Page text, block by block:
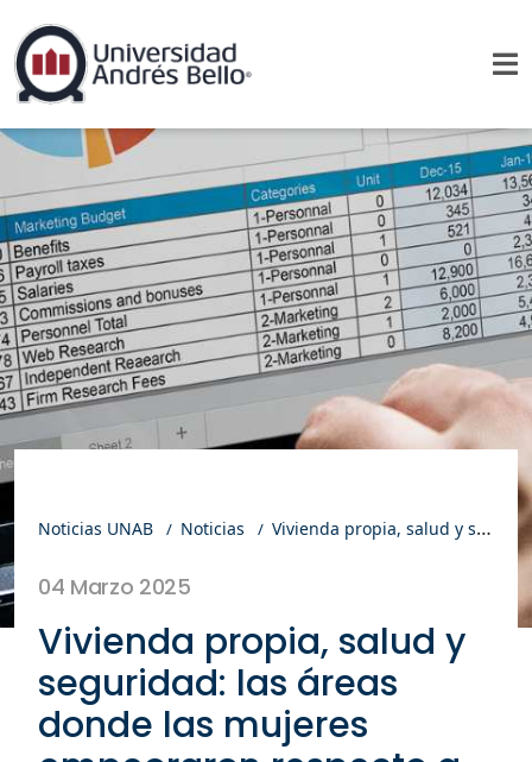
Noticias UNAB Noticias Vivienda propia, salud y seguridad: las áreas donde las mujeres empeoraron respecto a sus madres
04 Marzo 2025
Vivienda propia, salud y
seguridad: las áreas
donde las mujeres